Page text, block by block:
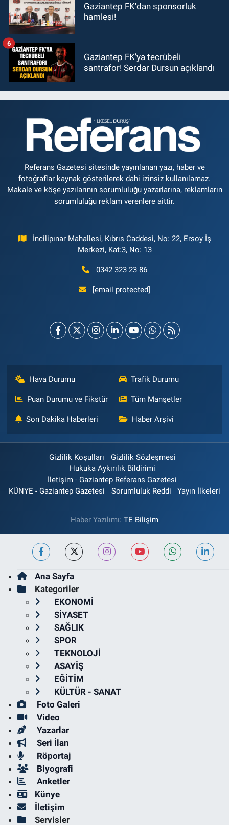
Gaziantep FK'dan sponsorluk
hamlesi!
Gaziantep FK'ya tecrübeli
santrafor! Serdar Dursun açıklandı
6
Referans Gazetesi sitesinde yayınlanan yazı, haber ve
fotoğraflar kaynak gösterilerek dahi izinsiz kullanılamaz.
Makale ve köşe yazılarının sorumluluğu yazarlarına, reklamların
sorumluluğu reklam verenlere aittir.
İncilipınar Mahallesi, Kıbrıs Caddesi, No: 22, Ersoy İş
Merkezi, Kat:3, No: 13
0342 323 23 86
[email protected]
Hava Durumu Trafik Durumu
Puan Durumu ve Fikstür Tüm Manşetler
Son Dakika Haberleri Haber Arşivi
Gizlilik Koşulları
Gizlilik Sözleşmesi
Hukuka Aykırılık Bildirimi
İletişim - Gaziantep Referans Gazetesi
KÜNYE - Gaziantep Gazetesi
Sorumluluk Reddi Yayın İlkeleri
Haber Yazılımı: TE Bilişim
Ana Sayfa
Kategoriler
EKONOMİ
SİYASET
SAĞLIK
SPOR
TEKNOLOJİ
ASAYİŞ
EĞİTİM
KÜLTÜR - SANAT
Foto Galeri
Video
Yazarlar
Seri İlan
Röportaj
Biyografi
Anketler
Künye
İletişim
Servisler